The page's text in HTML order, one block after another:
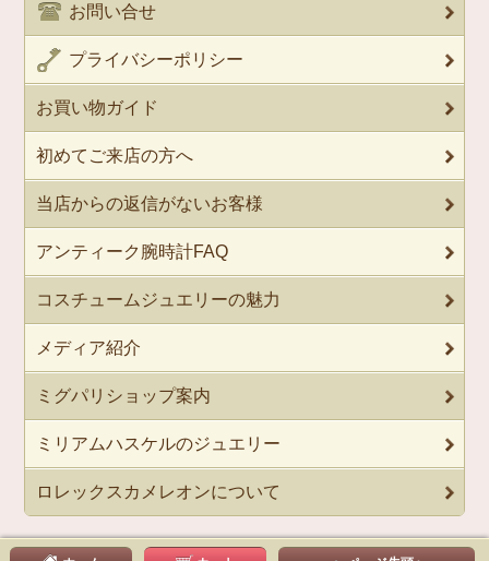
お問い合せ
プライバシーポリシー
お買い物ガイド
初めてご来店の方へ
当店からの返信がないお客様
アンティーク腕時計FAQ
コスチュームジュエリーの魅力
メディア紹介
ミグパリショップ案内
ミリアムハスケルのジュエリー
ロレックスカメレオンについて